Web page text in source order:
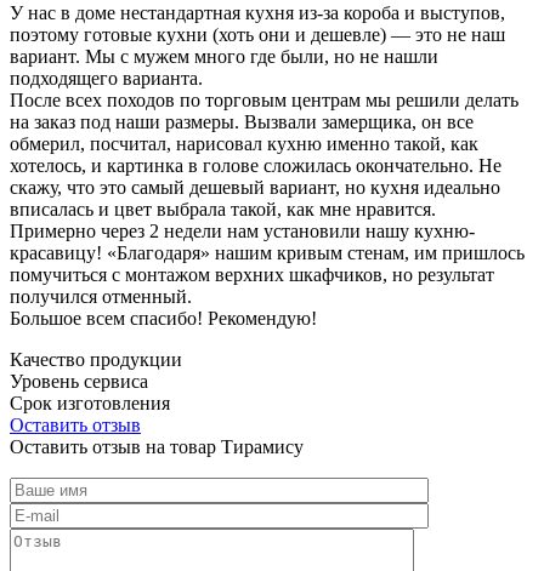
У нас в доме нестандартная кухня из-за короба и выступов,
поэтому готовые кухни (хоть они и дешевле) — это не наш
вариант. Мы с мужем много где были, но не нашли
подходящего варианта.
После всех походов по торговым центрам мы решили делать
на заказ под наши размеры. Вызвали замерщика, он все
обмерил, посчитал, нарисовал кухню именно такой, как
хотелось, и картинка в голове сложилась окончательно. Не
скажу, что это самый дешевый вариант, но кухня идеально
вписалась и цвет выбрала такой, как мне нравится.
Примерно через 2 недели нам установили нашу кухню-
красавицу! «Благодаря» нашим кривым стенам, им пришлось
помучиться с монтажом верхних шкафчиков, но результат
получился отменный.
Большое всем спасибо! Рекомендую!
Качество продукции
Уровень сервиса
Срок изготовления
Оставить отзыв
Оставить отзыв на товар Тирамису